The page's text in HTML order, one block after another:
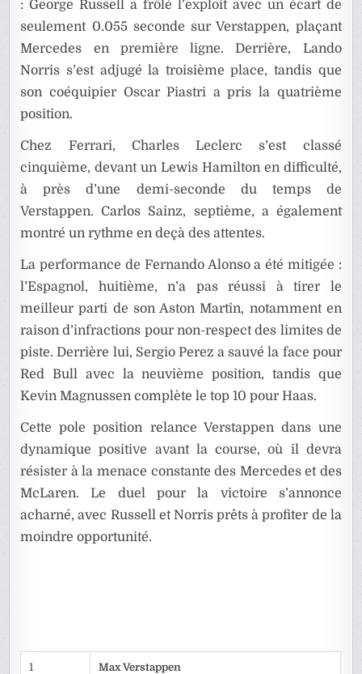
: George Russell a frôlé l’exploit avec un écart de
seulement 0.055 seconde sur Verstappen, plaçant
Mercedes en première ligne. Derrière, Lando
Norris s’est adjugé la troisième place, tandis que
son coéquipier Oscar Piastri a pris la quatrième
position.
Chez Ferrari, Charles Leclerc s’est classé
cinquième, devant un Lewis Hamilton en difficulté,
à près d’une demi-seconde du temps de
Verstappen. Carlos Sainz, septième, a également
montré un rythme en deçà des attentes.
La performance de Fernando Alonso a été mitigée :
l’Espagnol, huitième, n’a pas réussi à tirer le
meilleur parti de son Aston Martin, notamment en
raison d’infractions pour non-respect des limites de
piste. Derrière lui, Sergio Perez a sauvé la face pour
Red Bull avec la neuvième position, tandis que
Kevin Magnussen complète le top 10 pour Haas.
Cette pole position relance Verstappen dans une
dynamique positive avant la course, où il devra
résister à la menace constante des Mercedes et des
McLaren. Le duel pour la victoire s’annonce
acharné, avec Russell et Norris prêts à profiter de la
moindre opportunité.
1 Max Verstappen